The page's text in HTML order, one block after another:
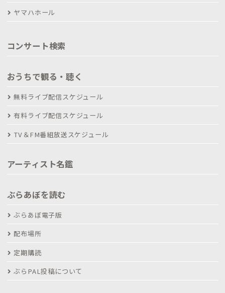
ヤマハホール
コンサート検索
おうちで観る・聴く
無料ライブ配信スケジュール
有料ライブ配信スケジュール
TV＆FM番組放送スケジュール
アーティスト名鑑
ぶらあぼを読む
ぶらあぼ電子版
配布場所
定期購読
ぶらPAL投稿について